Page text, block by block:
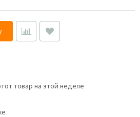
товар на этой неделе